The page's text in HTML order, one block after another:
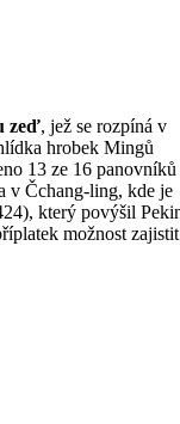
zeď, jež se rozpíná v
hrobek Mingů
13 ze 16 panovníků
v Čchang-ling, kde je
který povýšil
možnost zajistit